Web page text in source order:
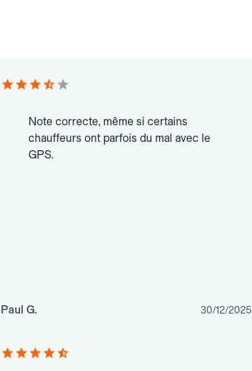
Note correcte, même si certains
chauffeurs ont parfois du mal avec le
GPS.
Paul G. 30/12/2025